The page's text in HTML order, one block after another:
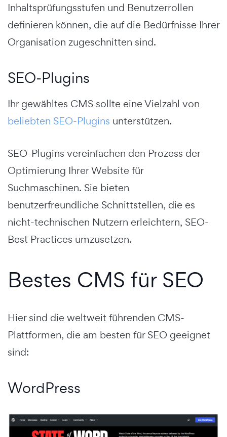
Inhaltsprüfungsstufen und Benutzerrollen
definieren können, die auf die Bedürfnisse Ihrer
Organisation zugeschnitten sind.
SEO-Plugins
Ihr gewähltes CMS sollte eine Vielzahl von
beliebten SEO-Plugins unterstützen.
SEO-Plugins vereinfachen den Prozess der
Optimierung Ihrer Website für
Suchmaschinen. Sie bieten
benutzerfreundliche Schnittstellen, die es
nicht-technischen Nutzern erleichtern, SEO-
Best Practices umzusetzen.
Bestes CMS für SEO
Hier sind die weltweit führenden CMS-
Plattformen, die am besten für SEO geeignet
sind:
WordPress